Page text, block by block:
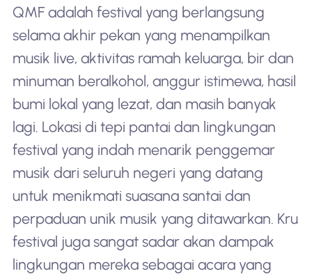
QMF adalah festival yang berlangsung
selama akhir pekan yang menampilkan
musik live, aktivitas ramah keluarga, bir dan
minuman beralkohol, anggur istimewa, hasil
bumi lokal yang lezat, dan masih banyak
lagi. Lokasi di tepi pantai dan lingkungan
festival yang indah menarik penggemar
musik dari seluruh negeri yang datang
untuk menikmati suasana santai dan
perpaduan unik musik yang ditawarkan. Kru
festival juga sangat sadar akan dampak
lingkungan mereka sebagai acara yang